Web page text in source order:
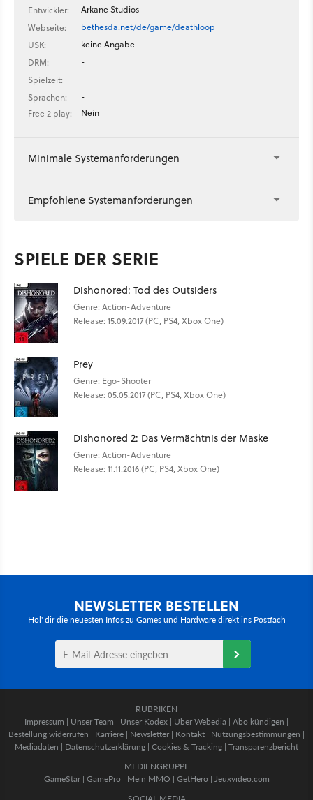
Entwickler:
Arkane Studios
Webseite:
bethesda.net/de/game/deathloop
USK:
keine Angabe
DRM:
-
Spielzeit:
-
Sprachen:
-
Free 2 play:
Nein
Minimale Systemanforderungen
Empfohlene Systemanforderungen
SPIELE DER SERIE
Dishonored: Tod des Outsiders
Genre: Action-Adventure
Release: 15.09.2017 (PC, PS4, Xbox One)
Prey
Genre: Ego-Shooter
Release: 05.05.2017 (PC, PS4, Xbox One)
Dishonored 2: Das Vermächtnis der Maske
Genre: Action-Adventure
Release: 11.11.2016 (PC, PS4, Xbox One)
NEWSLETTER BESTELLEN
Hol' dir die neuesten Infos zu Games und Hardware direkt ins Postfach
RUBRIKEN
Impressum | Unser Team | Unser Kodex | Über Webedia | Abo kündigen |
Bestellung widerrufen | Karriere | Newsletter | Kontakt | Nutzungsbestimmungen |
Mediadaten | Datenschutzerklärung | Cookies & Tracking | Transparenzbericht
MEDIENGRUPPE
GameStar| GamePro | Mein MMO | GetHero | Jeuxvideo.com